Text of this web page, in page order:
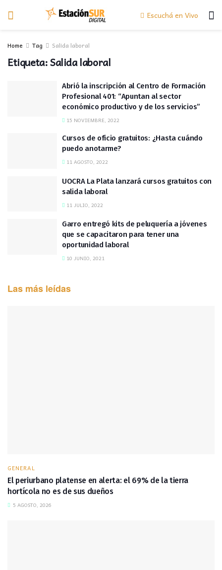
Escuchá en Vivo
Home Tag Salida laboral
Etiqueta:Salida laboral
Abrió la inscripción al Centro de Formación
Profesional 401: “Apuntan al sector
económico productivo y de los servicios”
15 NOVIEMBRE, 2022
Cursos de oficio gratuitos: ¿Hasta cuándo
puedo anotarme?
11 AGOSTO, 2022
UOCRA La Plata lanzará cursos gratuitos con
salida laboral
11 JULIO, 2022
Garro entregó kits de peluquería a jóvenes
que se capacitaron para tener una
oportunidad laboral
10 JUNIO, 2021
Las más leídas
GENERAL
El periurbano platense en alerta: el 69% de la tierra
hortícola no es de sus dueños
5 AGOSTO, 2026